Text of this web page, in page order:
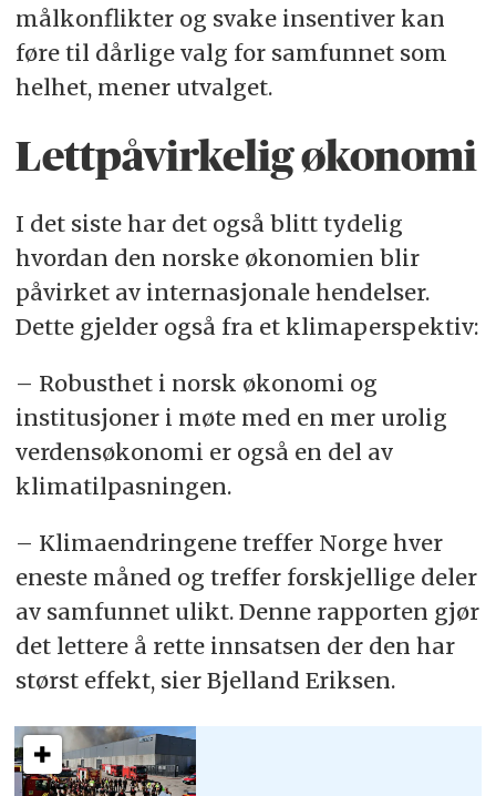
målkonflikter og svake insentiver kan
føre til dårlige valg for samfunnet som
helhet, mener utvalget.
Lettpåvirkelig økonomi
I det siste har det også blitt tydelig
hvordan den norske økonomien blir
påvirket av internasjonale hendelser.
Dette gjelder også fra et klimaperspektiv:
– Robusthet i norsk økonomi og
institusjoner i møte med en mer urolig
verdensøkonomi er også en del av
klimatilpasningen.
– Klimaendringene treffer Norge hver
eneste måned og treffer forskjellige deler
av samfunnet ulikt. Denne rapporten gjør
det lettere å rette innsatsen der den har
størst effekt, sier Bjelland Eriksen.